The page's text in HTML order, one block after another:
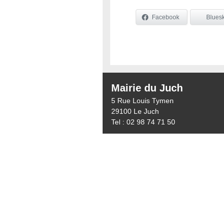
Facebook
Mairie du Juch
5 Rue Louis Tymen
29100 Le Juch
Tel : 02 98 74 71 50